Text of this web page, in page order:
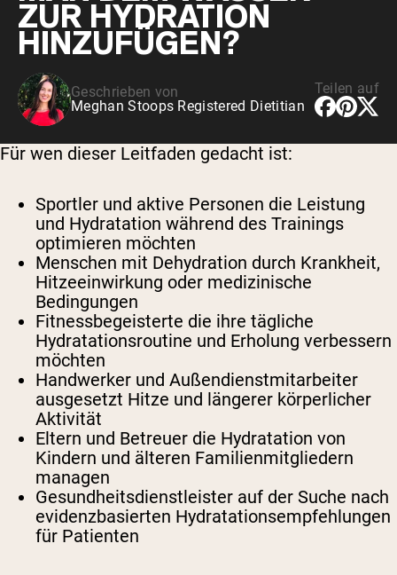
ZUR HYDRATION
HINZUFÜGEN?
Geschrieben von
Meghan Stoops Registered Dietitian
Teilen auf
Für wen dieser Leitfaden gedacht ist:
Sportler und aktive Personen die Leistung
und Hydratation während des Trainings
optimieren möchten
Menschen mit Dehydration durch Krankheit,
Hitzeeinwirkung oder medizinische
Bedingungen
Fitnessbegeisterte die ihre tägliche
Hydratationsroutine und Erholung verbessern
möchten
Handwerker und Außendienstmitarbeiter
ausgesetzt Hitze und längerer körperlicher
Aktivität
Eltern und Betreuer die Hydratation von
Kindern und älteren Familienmitgliedern
managen
Gesundheitsdienstleister auf der Suche nach
evidenzbasierten Hydratationsempfehlungen
für Patienten